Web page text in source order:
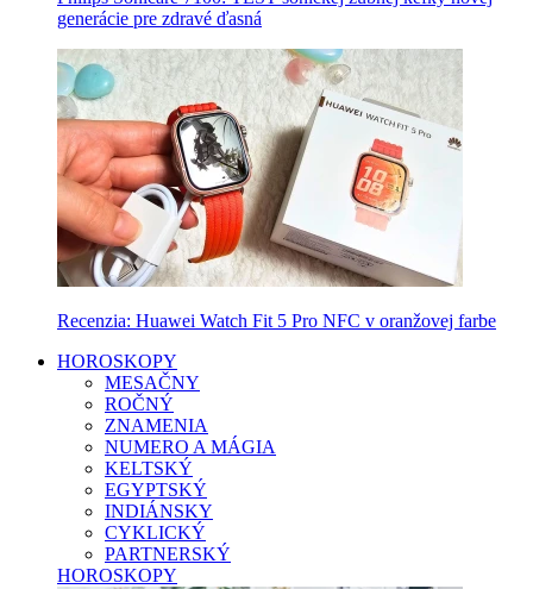
generácie pre zdravé ďasná
Recenzia: Huawei Watch Fit 5 Pro NFC v oranžovej farbe
HOROSKOPY
MESAČNY
ROČNÝ
ZNAMENIA
NUMERO A MÁGIA
KELTSKÝ
EGYPTSKÝ
INDIÁNSKY
CYKLICKÝ
PARTNERSKÝ
HOROSKOPY